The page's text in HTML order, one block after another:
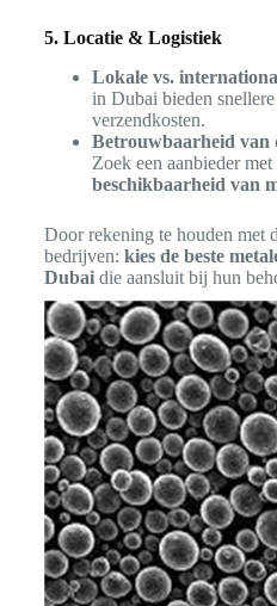
5. Locatie & Logistiek
Lokale vs.
in Dubai bieden
verzendkosten.
Betrouwbaarheid van
Zoek een aanbieder met
beschikbaarheid van
Door rekening te houden met
bedrijven: kies de beste
Dubaidie aansluit bij hun